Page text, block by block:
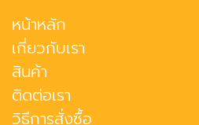
หน้าหลัก
เกี่ยวกับเรา
สินค้า
ติดต่อเรา
วิธีการสั่งซื้อ